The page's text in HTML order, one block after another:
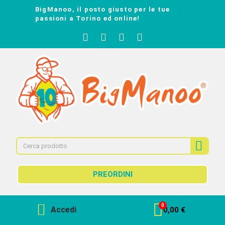
BigManoo, il posto giusto per le tue
passioni a Torino ed online!
PREORDINI
Accedi 0,00 €